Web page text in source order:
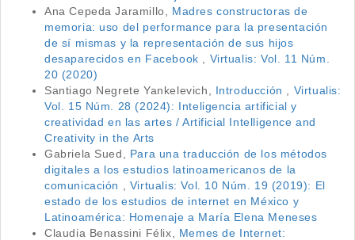
Ana Cepeda Jaramillo, Madres constructoras de
memoria: uso del performance para la presentación
de sí mismas y la representación de sus hijos
desaparecidos en Facebook
Virtualis: Vol. 11 Núm.
20 (2020)
Santiago Negrete Yankelevich, Introducción
Virtualis:
Vol. 15 Núm. 28 (2024): Inteligencia artificial y
creatividad en las artes / Artificial Intelligence and
Creativity in the Arts
Gabriela Sued, Para una traducción de los métodos
digitales a los estudios latinoamericanos de la
comunicación
Virtualis: Vol. 10 Núm. 19 (2019): El
estado de los estudios de internet en México y
Latinoamérica: Homenaje a María Elena Meneses
Claudia Benassini Félix, Memes de Internet: